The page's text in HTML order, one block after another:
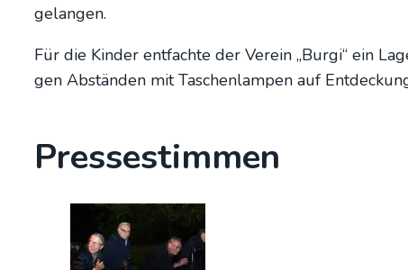
gelan­gen.
Für die Kin­der ent­fach­te der Ver­ein „Bur­gi“ ein
gen Abstän­den mit Taschen­lam­pen auf
Pres­se­stim­men